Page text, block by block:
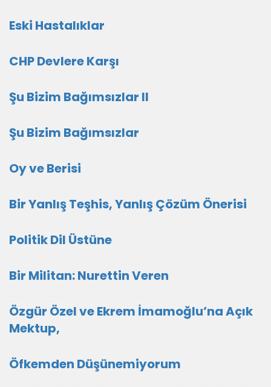
Eski Hastalıklar
CHP Devlere Karşı
Şu Bizim Bağımsızlar II
Şu Bizim Bağımsızlar
Oy ve Berisi
Bir Yanlış Teşhis, Yanlış Çözüm Önerisi
Politik Dil Üstüne
Bir Militan: Nurettin Veren
Özgür Özel ve Ekrem İmamoğlu’na Açık
Mektup,
Öfkemden Düşünemiyorum